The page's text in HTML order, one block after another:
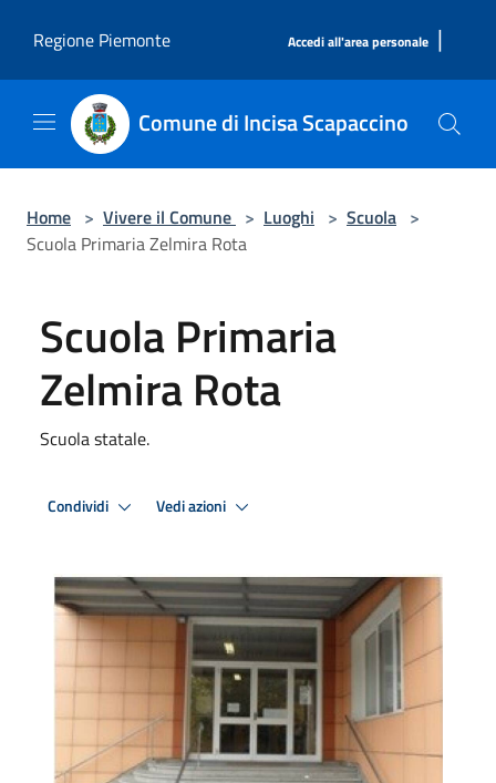
Regione Piemonte
Accedi all'area personale |
Comune di Incisa Scapaccino
Home > Vivere il Comune > Luoghi > Scuola >
Scuola Primaria Zelmira Rota
Scuola Primaria
Zelmira Rota
Scuola statale.
Condividi Vedi azioni